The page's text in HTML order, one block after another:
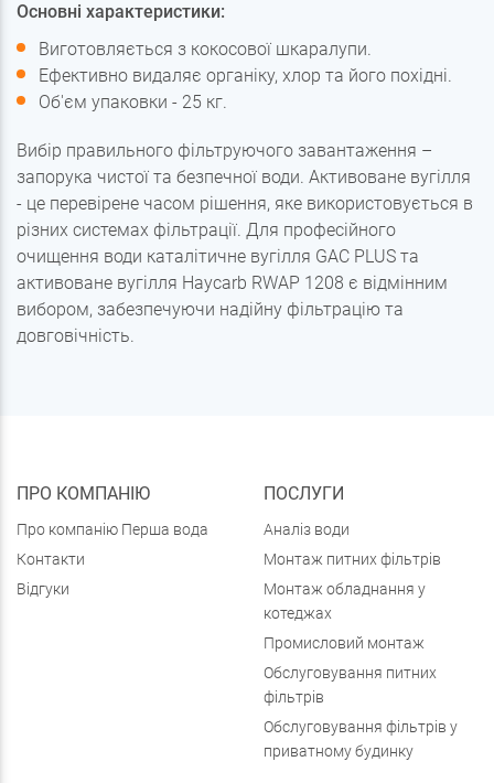
Основні характеристики:
Виготовляється з кокосової шкаралупи.
Ефективно видаляє органіку, хлор та його похідні.
Об'єм упаковки - 25 кг.
Вибір правильного фільтруючого завантаження –
запорука чистої та безпечної води. Активоване вугілля
- це перевірене часом рішення, яке використовується в
різних системах фільтрації. Для професійного
очищення води каталітичне вугілля GAC PLUS та
активоване вугілля Haycarb RWAP 1208 є відмінним
вибором, забезпечуючи надійну фільтрацію та
довговічність.
ПРО КОМПАНІЮ
Про компанію Перша вода
Контакти
Відгуки
ПОСЛУГИ
Аналіз води
Монтаж питних фільтрів
Монтаж обладнання у
котеджах
Промисловий монтаж
Обслуговування питних
фільтрів
Обслуговування фільтрів у
приватному будинку